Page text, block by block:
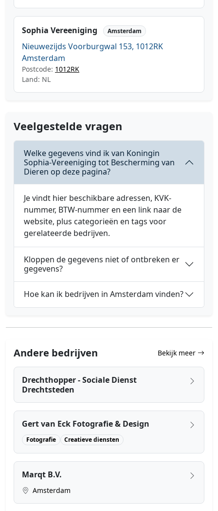
Sophia Vereeniging Amsterdam
Nieuwezijds Voorburgwal 153, 1012RK
Amsterdam
Postcode: 1012RK
Land: NL
Veelgestelde vragen
Welke gegevens vind ik van Koningin
Sophia-Vereeniging tot Bescherming van
Dieren op deze pagina?
Je vindt hier beschikbare adressen, KVK-
nummer, BTW-nummer en een link naar de
website, plus categorieën en tags voor
gerelateerde bedrijven.
Kloppen de gegevens niet of ontbreken er
gegevens?
Hoe kan ik bedrijven in Amsterdam vinden?
Andere bedrijven Bekijk meer
Drechthopper - Sociale Dienst
Drechtsteden
Gert van Eck Fotografie & Design
Fotografie Creatieve diensten
Marqt B.V.
Amsterdam